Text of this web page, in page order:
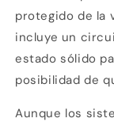
protegido de la
incluye un
estado sólido
posibilidad de
Aunque los